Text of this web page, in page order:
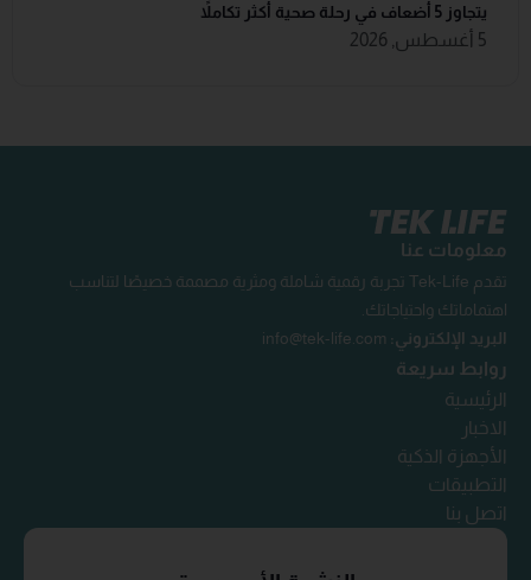
يتجاوز 5 أضعاف في رحلة صحية أكثر تكاملاً
5 أغسطس, 2026
معلومات عنا
تقدم Tek-Life تجربة رقمية شاملة ومثرية مصممة خصيصًا لتناسب
اهتماماتك واحتياجاتك.
البريد الإلكتروني: info@tek-life.com
روابط سريعة
الرئيسية
الاخبار
الأجهزة الذكية
التطبيقات
اتصل بنا